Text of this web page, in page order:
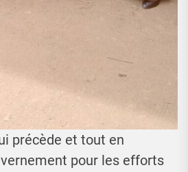
précède et tout en
pour les efforts